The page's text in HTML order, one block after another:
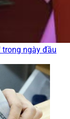
ngày đầu